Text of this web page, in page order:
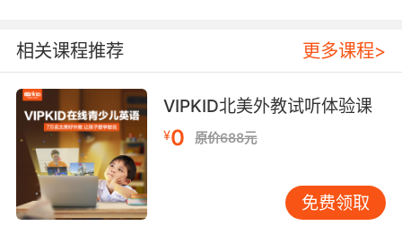
硬锤 软锤 所有他用来制作武器的工具
7. If I were you, I'd keep hammering him on it.
如果我是你 就继续抓住这点抨击他
8. Though it seems to be what you're
hammering me about.
相关课程推荐 更多课程>
VIPKID北美外教试听体验课
¥0 原价688元
免费领取